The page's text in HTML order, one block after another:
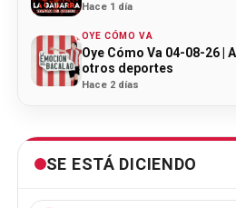
Hace 1 día
OYE CÓMO VA
Oye Cómo Va 04-08-26 |
otros deportes
Hace 2 días
SE ESTÁ DICIENDO